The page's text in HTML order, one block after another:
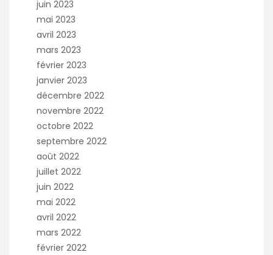
juin 2023
mai 2023
avril 2023
mars 2023
février 2023
janvier 2023
décembre 2022
novembre 2022
octobre 2022
septembre 2022
août 2022
juillet 2022
juin 2022
mai 2022
avril 2022
mars 2022
février 2022